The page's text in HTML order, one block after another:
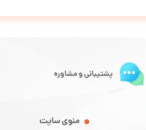
منوی سایت
پشتیبانی و مشاوره